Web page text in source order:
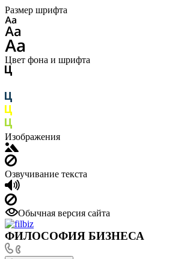
Размер шрифта
Цвет фона и шрифта
Изображения
Озвучивание текста
Обычная версия сайта
ФИЛОСОФИЯ БИЗНЕСА